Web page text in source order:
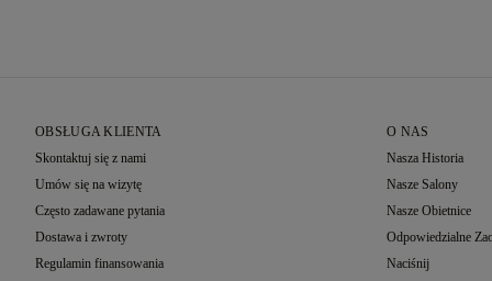
OBSŁUGA KLIENTA
Skontaktuj się z nami
Umów się na wizytę
Często zadawane pytania
Dostawa i zwroty
Regulamin finansowania
O NAS
Nasza Historia
Nasze Salony
Nasze Obietnice
Odpowiedzialne
Naciśnij